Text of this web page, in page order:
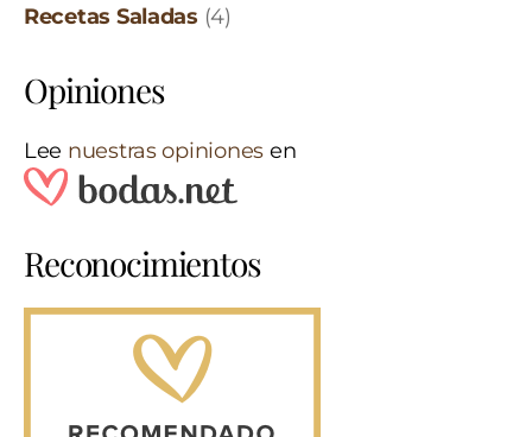
Recetas Saladas (4)
Opiniones
Lee nuestras opiniones en
Reconocimientos